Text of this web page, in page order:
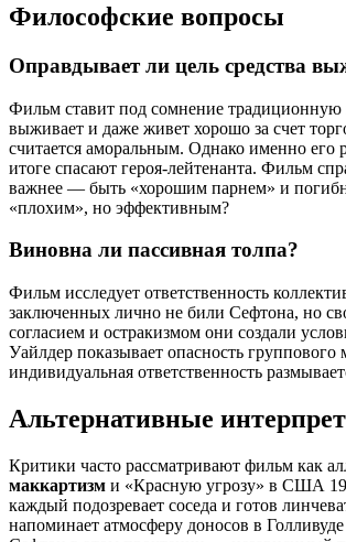
Философские вопросы
Оправдывает ли цель средства
Фильм ставит под сомнение традиционную
выживает и даже живет хорошо за счет
считается аморальным. Однако именно его
итоге спасают героя-лейтенанта. Фильм
важнее — быть «хорошим парнем» и
«плохим», но эффективным?
Виновна ли пассивная толпа?
Фильм исследует ответственность
заключенных лично не били Сефтона, но
согласием и остракизмом они создали
Уайлдер показывает опасность
индивидуальная ответственность
Альтернативные
Критики часто рассматривают фильм как
маккартизм и «Красную угрозу» в США
каждый подозревает соседа и готов
напоминает атмосферу доносов в